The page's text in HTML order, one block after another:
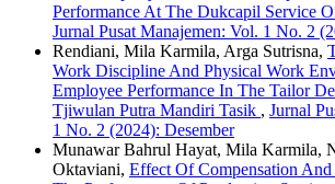
Performance At The Dukcapil Service
Jurnal Pusat Manajemen: Vol. 1 No. 2
Rendiani, Mila Karmila, Arga Sutrisna,
Work Discipline And Physical Work
Employee Performance In The Tailor
Tjiwulan Putra Mandiri Tasik , Jurnal
1 No. 2 (2024): Desember
Munawar Bahrul Hayat, Mila Karmila,
Oktaviani, Effect Of Compensation